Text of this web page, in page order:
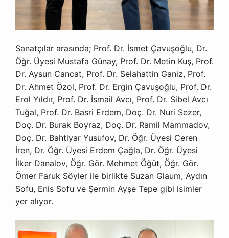
Sanatçılar arasında; Prof. Dr. İsmet Çavuşoğlu, Dr.
Öğr. Üyesi Mustafa Günay, Prof. Dr. Metin Kuş, Prof.
Dr. Aysun Cancat, Prof. Dr. Selahattin Ganiz, Prof.
Dr. Ahmet Özol, Prof. Dr. Ergin Çavuşoğlu, Prof. Dr.
Erol Yıldır, Prof. Dr. İsmail Avcı, Prof. Dr. Sibel Avcı
Tuğal, Prof. Dr. Basri Erdem, Doç. Dr. Nuri Sezer,
Doç. Dr. Burak Boyraz, Doç. Dr. Ramil Mammadov,
Doç. Dr. Bahtiyar Yusufov, Dr. Öğr. Üyesi Ceren
İren, Dr. Öğr. Üyesi Erdem Çağla, Dr. Öğr. Üyesi
İlker Danalov, Öğr. Gör. Mehmet Öğüt, Öğr. Gör.
Ömer Faruk Söyler ile birlikte Suzan Glaum, Aydın
Sofu, Enis Sofu ve Şermin Ayşe Tepe gibi isimler
yer alıyor.